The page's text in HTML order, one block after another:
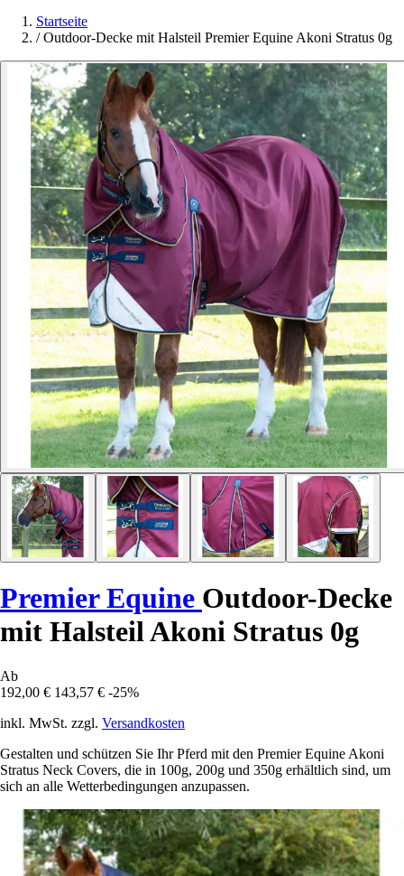
Startseite
/ Outdoor-Decke mit Halsteil Premier Equine Akoni Stratus 0g
Premier Equine Outdoor-Decke
mit Halsteil Akoni Stratus 0g
Ab
192,00 € 143,57 € -25%
inkl. MwSt. zzgl. Versandkosten
Gestalten und schützen Sie Ihr Pferd mit den Premier Equine Akoni
Stratus Neck Covers, die in 100g, 200g und 350g erhältlich sind, um
sich an alle Wetterbedingungen anzupassen.